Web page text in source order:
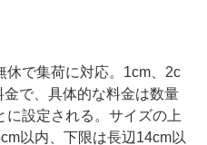
休で集荷に対応。1cm、2c
で、具体的な料金は数量
に設定される。サイズの上
以内、下限は長辺14cm以